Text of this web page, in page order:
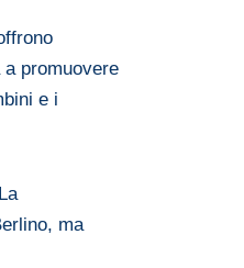
promuovere
e i
ma